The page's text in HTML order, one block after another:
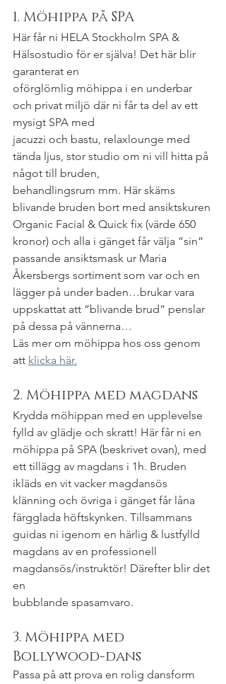
1. Möhippa på SPA
Här får ni HELA Stockholm SPA &
Hälsostudio för er själva! Det här blir
garanterat en
oförglömlig möhippa i en underbar
och privat miljö där ni får ta del av ett
mysigt SPA med
jacuzzi och bastu, relaxlounge med
tända ljus, stor studio om ni vill hitta på
något till bruden,
behandlingsrum mm. Här skäms
blivande bruden bort med ansiktskuren
Organic Facial & Quick fix (värde 650
kronor) och alla i gänget får välja ”sin”
passande ansiktsmask ur Maria
Åkersbergs sortiment som var och en
lägger på under baden…brukar vara
uppskattat att ”blivande brud” penslar
på dessa på vännerna…
Läs mer om möhippa hos oss genom
att klicka här.
2. Möhippa med magdans
Krydda möhippan med en upplevelse
fylld av glädje och skratt! Här får ni en
möhippa på SPA (beskrivet ovan), med
ett tillägg av magdans i 1h. Bruden
ikläds en vit vacker magdansös
klänning och övriga i gänget får låna
färgglada höftskynken. Tillsammans
guidas ni igenom en härlig & lustfylld
magdans av en professionell
magdansös/instruktör! Därefter blir det
en
bubblande spasamvaro.
3. Möhippa med
Bollywood-dans
Passa på att prova en rolig dansform